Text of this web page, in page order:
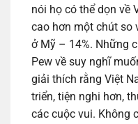
nói họ có thể dọn về
cao hơn một chút so
ở Mỹ – 14%. Những
Pew về suy nghĩ
giải thích rằng Việt
triển, tiện nghi hơn,
các cuộc vui. Không